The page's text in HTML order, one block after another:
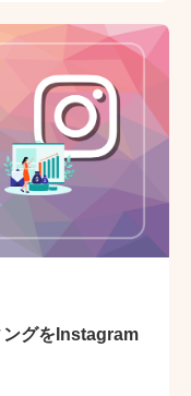
ングをInstagram